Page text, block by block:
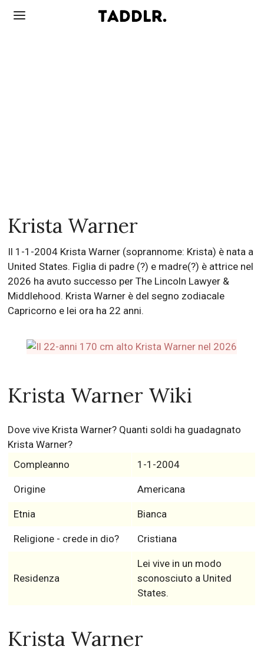
Krista Warner
Il 1-1-2004 Krista Warner (soprannome: Krista) è nata a
United States. Figlia di padre (?) e madre(?) è attrice nel
2026 ha avuto successo per The Lincoln Lawyer &
Middlehood. Krista Warner è del segno zodiacale
Capricorno e lei ora ha 22 anni.
Krista Warner Wiki
Dove vive Krista Warner? Quanti soldi ha guadagnato
Krista Warner?
Compleanno
1-1-2004
Origine Americana
Etnia Bianca
Religione - crede in dio? Cristiana
Residenza
Lei vive in un modo
sconosciuto a United
States.
Krista Warner